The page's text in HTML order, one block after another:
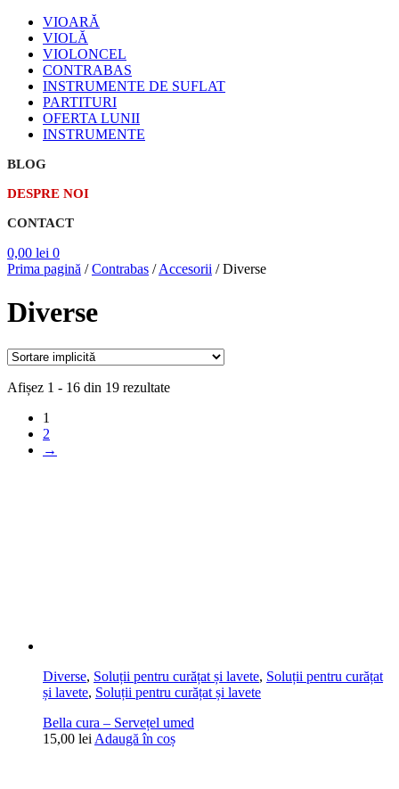
VIOARĂ
VIOLĂ
VIOLONCEL
CONTRABAS
INSTRUMENTE DE SUFLAT
PARTITURI
OFERTA LUNII
INSTRUMENTE
BLOG
DESPRE NOI
CONTACT
0,00 lei 0
Prima pagină /Contrabas /Accesorii /Diverse
Diverse
Afișez 1 - 16 din 19 rezultate
1
2
→
Diverse, Soluții pentru curățat și lavete, Soluții pentru curățat
și lavete, Soluții pentru curățat și lavete
Bella cura – Servețel umed
15,00 lei Adaugă în coș